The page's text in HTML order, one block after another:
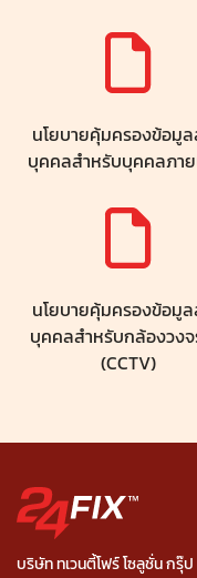
นโยบายคุ้มครองข้อมู
บุคคลสำหรับบุคคลภา
นโยบายคุ้มครองข้อมู
บุคคลสำหรับกล้องวง
(CCTV)
บริษัท ทเวนตี้โฟร์ โซลูชั่น กรุ๊